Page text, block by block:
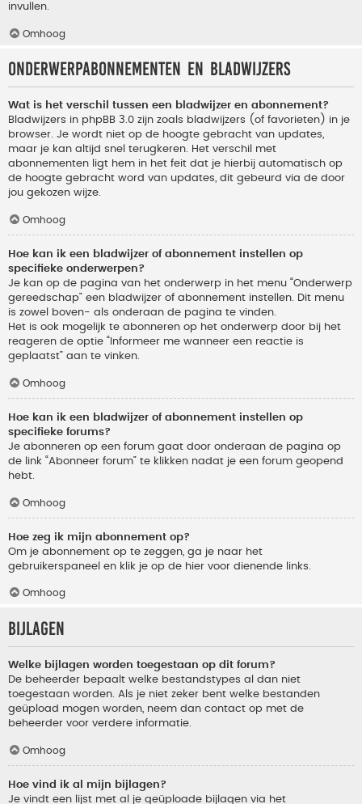
invullen.
Omhoog
Onderwerpabonnementen en bladwijzers
Wat is het verschil tussen een bladwijzer en abonnement?
Bladwijzers in phpBB 3.0 zijn zoals bladwijzers (of favorieten) in je
browser. Je wordt niet op de hoogte gebracht van updates,
maar je kan altijd snel terugkeren. Het verschil met
abonnementen ligt hem in het feit dat je hierbij automatisch op
de hoogte gebracht word van updates, dit gebeurd via de door
jou gekozen wijze.
Omhoog
Hoe kan ik een bladwijzer of abonnement instellen op
specifieke onderwerpen?
Je kan op de pagina van het onderwerp in het menu “Onderwerp
gereedschap” een bladwijzer of abonnement instellen. Dit menu
is zowel boven- als onderaan de pagina te vinden.
Het is ook mogelijk te abonneren op het onderwerp door bij het
reageren de optie “Informeer me wanneer een reactie is
geplaatst” aan te vinken.
Omhoog
Hoe kan ik een bladwijzer of abonnement instellen op
specifieke forums?
Je abonneren op een forum gaat door onderaan de pagina op
de link “Abonneer forum” te klikken nadat je een forum geopend
hebt.
Omhoog
Hoe zeg ik mijn abonnement op?
Om je abonnement op te zeggen, ga je naar het
gebruikerspaneel en klik je op de hier voor dienende links.
Omhoog
Bijlagen
Welke bijlagen worden toegestaan op dit forum?
De beheerder bepaalt welke bestandstypes al dan niet
toegestaan worden. Als je niet zeker bent welke bestanden
geüpload mogen worden, neem dan contact op met de
beheerder voor verdere informatie.
Omhoog
Hoe vind ik al mijn bijlagen?
Je vindt een lijst met al je geüploade bijlagen via het